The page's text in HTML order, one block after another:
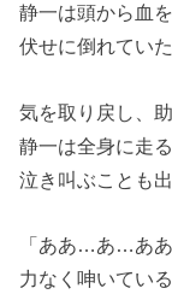
静一は頭から血
伏せに倒れていた
気を取り戻し、
静一は全身に走
泣き叫ぶことも
「ああ…あ…あ
力なく呻いてい